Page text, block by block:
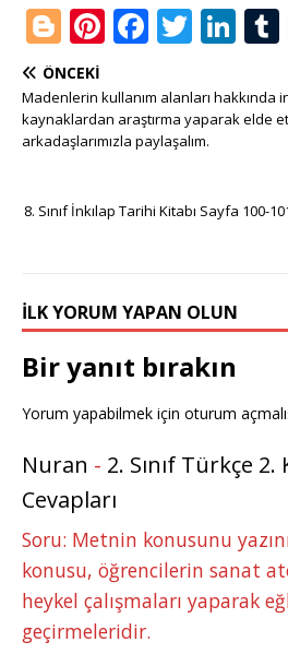
Bl
o
g
g
e
r
Pi
te
r
st
F
c
e
b
o
T
it
te
Li
k
e
n
ÖNCEKI
Madenlerin kullanım alanları hakkında
kaynaklardan araştırma yaparak elde
arkadaşlarımızla paylaşalım.
8. Sınıf İnkılap Tarihi Kitabı Sayfa 100-
İLK YORUM YAPAN OLUN
Bir yanıt bırakın
Yorum yapabilmek için oturum
Nuran - 2. Sınıf Türkçe
Cevapları
Soru: Metnin konusunu
konusu, öğrencilerin sanat
heykel çalışmaları yaparak
geçirmeleridir.